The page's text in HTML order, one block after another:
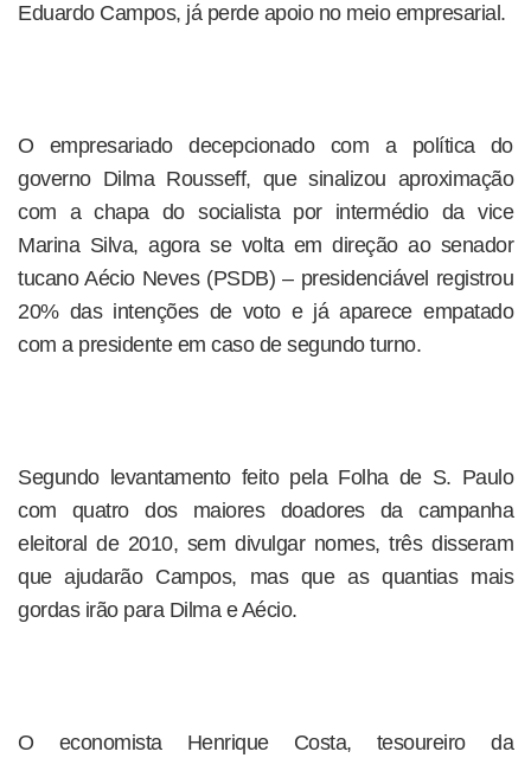
Eduardo Campos, já perde apoio no meio empresarial.
O empresariado decepcionado com a política do
governo Dilma Rousseff, que sinalizou aproximação
com a chapa do socialista por intermédio da vice
Marina Silva, agora se volta em direção ao senador
tucano Aécio Neves (PSDB) – presidenciável registrou
20% das intenções de voto e já aparece empatado
com a presidente em caso de segundo turno.
Segundo levantamento feito pela Folha de S. Paulo
com quatro dos maiores doadores da campanha
eleitoral de 2010, sem divulgar nomes, três disseram
que ajudarão Campos, mas que as quantias mais
gordas irão para Dilma e Aécio.
O economista Henrique Costa, tesoureiro da